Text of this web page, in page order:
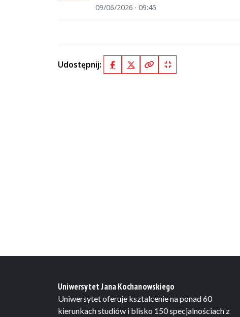
09/06/2026 · 09:45
Udostępnij: FacebookX (Twitter)
Kopiuj pełny link
Kopiuj krótki link
Uniwersytet Jana Kochanowskiego
Uniwersytet oferuje ksztalcenie na ponad 60
kierunkach studiów i blisko 150 specjalnościach z